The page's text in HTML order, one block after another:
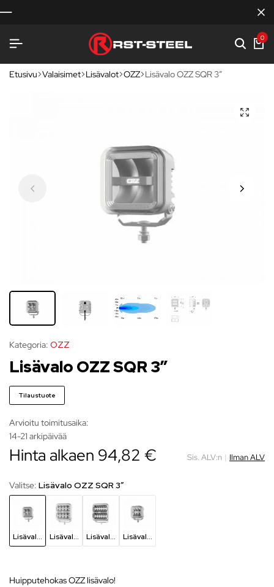
0
Etusivu Valaisimet Lisävalot OZZ Lisävalo OZZ SQR 3″
Kategoria: OZZ
Lisävalo OZZ SQR 3″
Tilaustuote
Arvioitu toimitusaika:
14-21 arkipäivää
Hinta alkaen 94,82 € Sis. ALV:n | Ilman ALV
Valitse: Lisävalo OZZ SQR 3″
Lisävalo OZZ SQR 3″ Lisävalo OZZ SQR 7″ Lisävalo OZZ SQR 9″ Lisävalo OZZ SQR 5″
Huipputehokas OZZ lisävalo!